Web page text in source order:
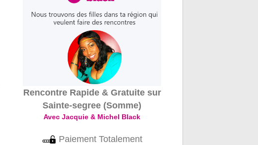
Rencontre Rapide & Gratuite sur
Sainte-segree (Somme)
Avec Jacquie & Michel Black
Paiement Totalement